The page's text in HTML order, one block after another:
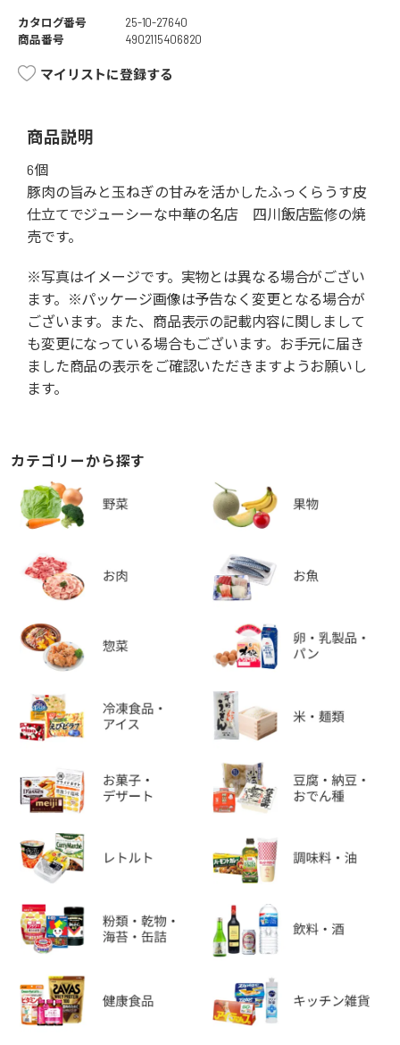
カタログ番号
25-10-27640
商品番号
4902115406820
マイリストに登録する
商品説明
6個
豚肉の旨みと玉ねぎの甘みを活かしたふっくらうす皮
仕立てでジューシーな中華の名店 四川飯店監修の焼
売です。
※写真はイメージです。実物とは異なる場合がござい
ます。※パッケージ画像は予告なく変更となる場合が
ございます。また、商品表示の記載内容に関しまして
も変更になっている場合もございます。お手元に届き
ました商品の表示をご確認いただきますようお願いし
ます。
カテゴリーから探す